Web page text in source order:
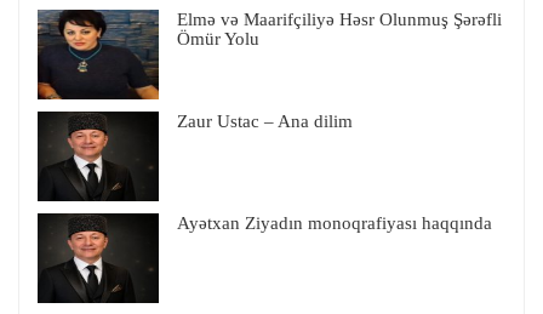
Elmə və Maarifçiliyə Həsr Olunmuş Şərəfli
Ömür Yolu
Zaur Ustac – Ana dilim
Ayətxan Ziyadın monoqrafiyası haqqında